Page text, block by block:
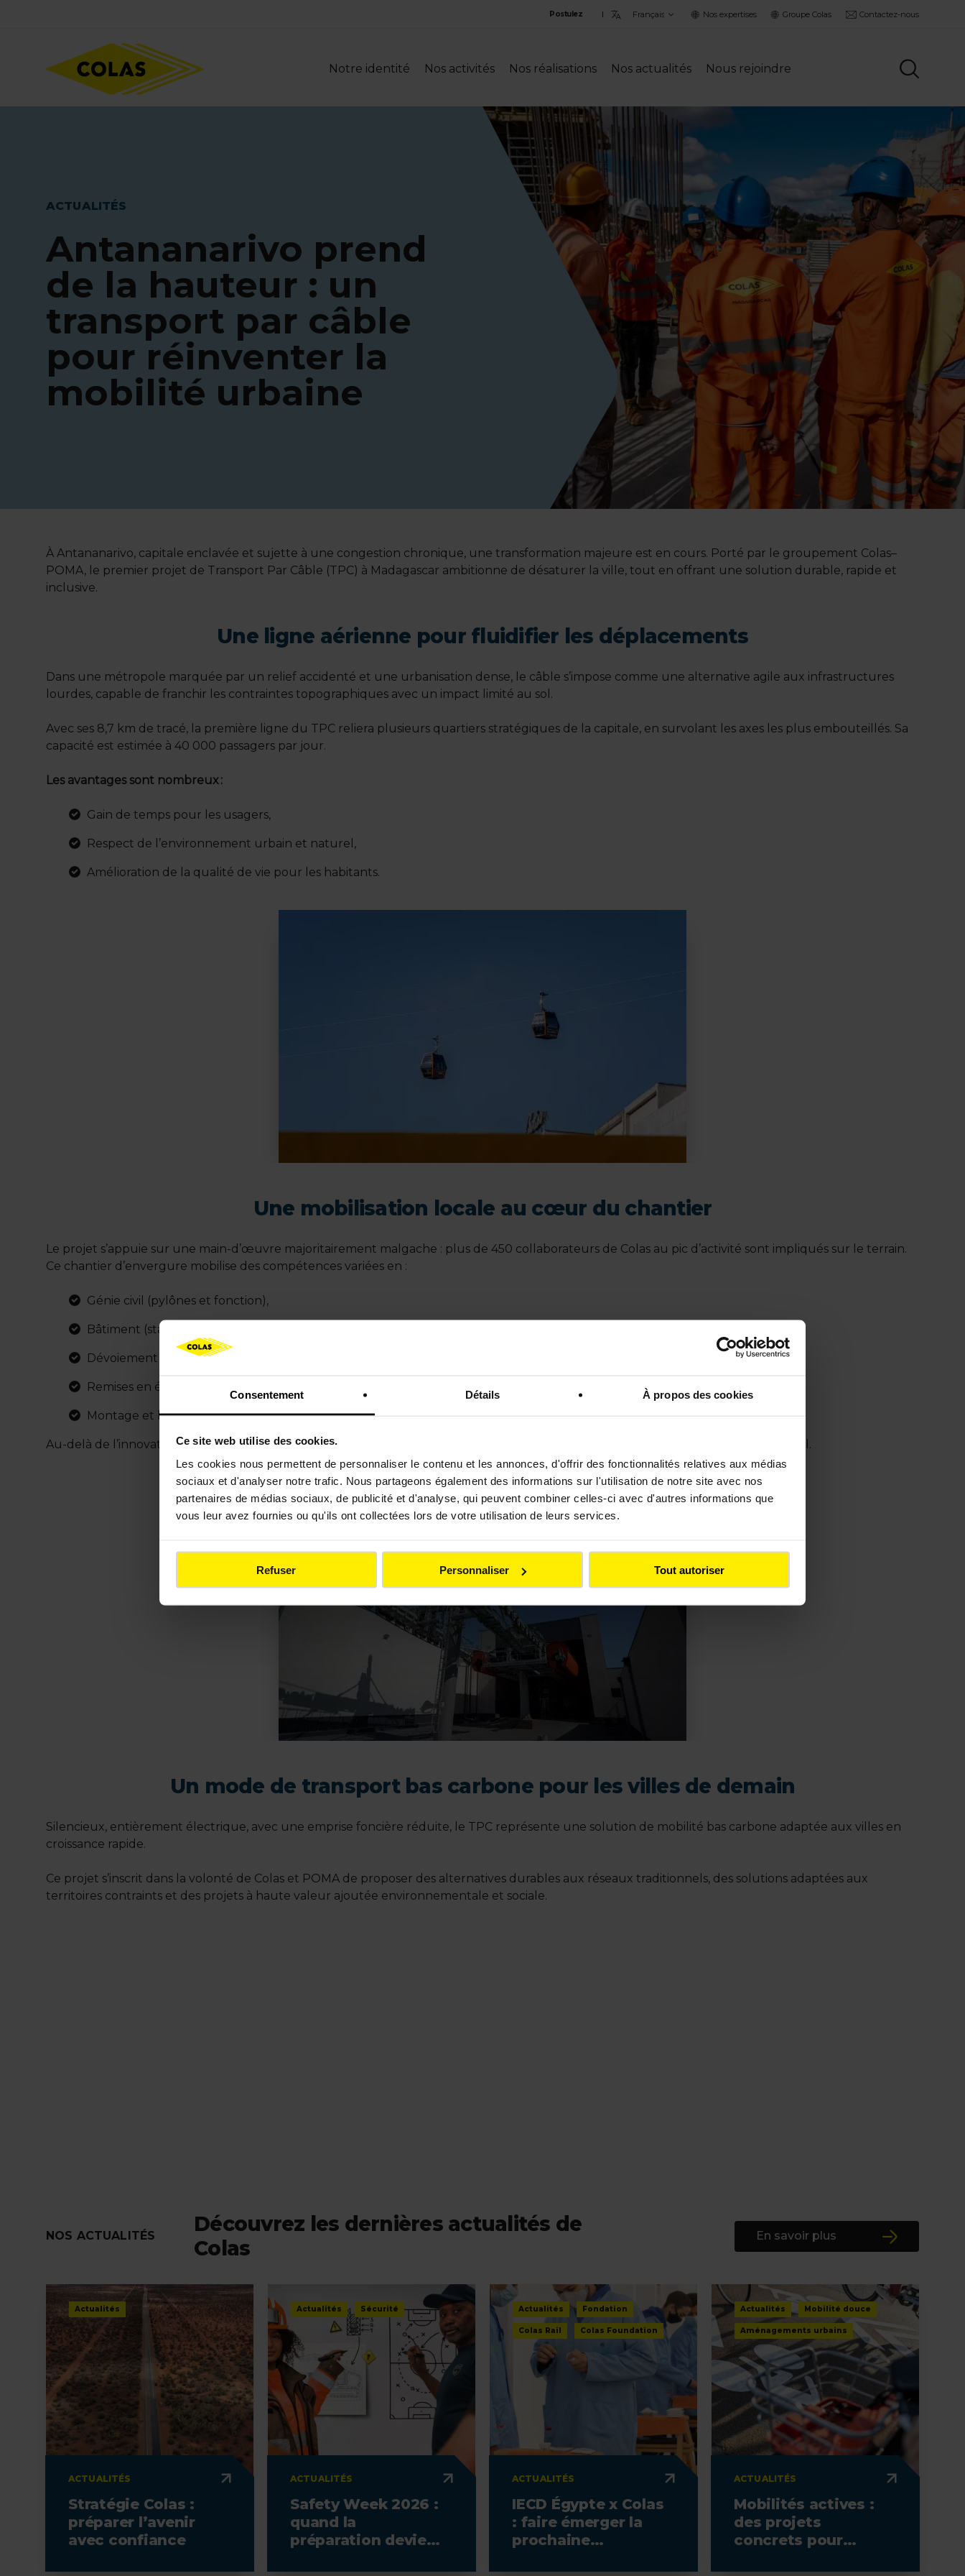
Consentement Détails À propos des cookies
Ce site web utilise des cookies.
Les cookies nous permettent de personnaliser le contenu et les annonces, d'offrir des fonctionnalités relatives aux médias
sociaux et d'analyser notre trafic. Nous partageons également des informations sur l'utilisation de notre site avec nos
partenaires de médias sociaux, de publicité et d'analyse, qui peuvent combiner celles-ci avec d'autres informations que
vous leur avez fournies ou qu'ils ont collectées lors de votre utilisation de leurs services.
Refuser Personnaliser Tout autoriser
Postulez
language
Nos expertises Groupe Colas Contactez-nous
Notre identité Nos activités Nos réalisations Nos actualités Nous rejoindre
ACTUALITÉS
Antananarivo prend
de la hauteur : un
transport par câble
pour réinventer la
mobilité urbaine
À Antananarivo, capitale enclavée et sujette à une congestion chronique, une transformation majeure est en cours. Porté par le groupement Colas–
POMA, le premier projet de Transport Par Câble (TPC) à Madagascar ambitionne de désaturer la ville, tout en offrant une solution durable, rapide et
inclusive.
Une ligne aérienne pour fluidifier les déplacements
Dans une métropole marquée par un relief accidenté et une urbanisation dense, le câble s’impose comme une alternative agile aux infrastructures
lourdes, capable de franchir les contraintes topographiques avec un impact limité au sol.
Avec ses 8,7 km de tracé, la première ligne du TPC reliera plusieurs quartiers stratégiques de la capitale, en survolant les axes les plus embouteillés. Sa
capacité est estimée à 40 000 passagers par jour.
Les avantages sont nombreux :
Gain de temps pour les usagers,
Respect de l’environnement urbain et naturel,
Amélioration de la qualité de vie pour les habitants.
Une mobilisation locale au cœur du chantier
Le projet s’appuie sur une main-d’œuvre majoritairement malgache : plus de 450 collaborateurs de Colas au pic d’activité sont impliqués sur le terrain.
Ce chantier d’envergure mobilise des compétences variées en :
Génie civil (pylônes et fonction),
Bâtiment (stations),
Dévoiement de réseaux existants,
Remises en état urbaines,
Montage et levage des équipements de la remontée mécanique.
Au-delà de l’innovation technique, ce chantier est aussi un levier de formation, de transfert de savoir-faire et de développement local.
Un mode de transport bas carbone pour les villes de demain
Silencieux, entièrement électrique, avec une emprise foncière réduite, le TPC représente une solution de mobilité bas carbone adaptée aux villes en
croissance rapide.
Ce projet s’inscrit dans la volonté de Colas et POMA de proposer des alternatives durables aux réseaux traditionnels, des solutions adaptées aux
territoires contraints et des projets à haute valeur ajoutée environnementale et sociale.
NOS ACTUALITÉS
Découvrez les dernières actualités de
Colas
En savoir plus
Actualités
ACTUALITÉS
Stratégie Colas :
préparer l’avenir
avec confiance
Actualités Sécurité
ACTUALITÉS
Safety Week 2026 :
quand la
préparation devient
Actualités Fondation
Colas Rail Colas Foundation
ACTUALITÉS
IECD Égypte x Colas
: faire émerger la
prochaine
Actualités Mobilité douce
Aménagements urbains
ACTUALITÉS
Mobilités actives :
des projets
concrets pour